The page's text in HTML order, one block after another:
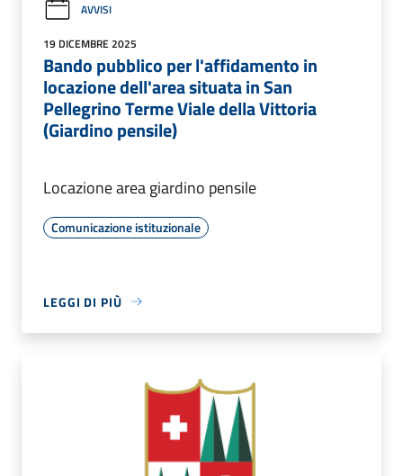
AVVISI
19 DICEMBRE 2025
Bando pubblico per l'affidamento in
locazione dell'area situata in San
Pellegrino Terme Viale della Vittoria
(Giardino pensile)
Locazione area giardino pensile
Comunicazione istituzionale
LEGGI DI PIÙ